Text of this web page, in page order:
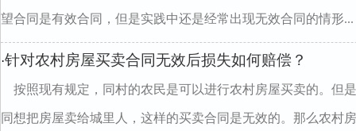
望合同是有效合同，但是实践中还是经常出现无效合同的情形...
·针对农村房屋买卖合同无效后损失如何赔偿？
按照现有规定，同村的农民是可以进行农村房屋买卖的。但
同想把房屋卖给城里人，这样的买卖合同是无效的。那么农村